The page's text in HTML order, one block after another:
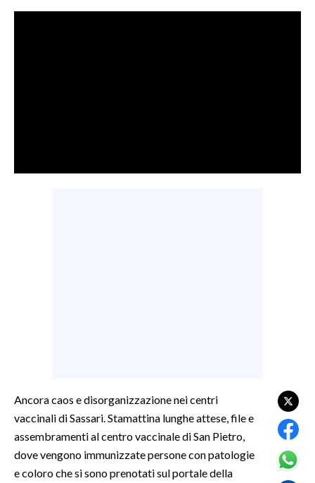
MONDO
ALTRI SPORT
CULTURA
Ancora caos e disorganizzazione nei centri
vaccinali di Sassari. Stamattina lunghe attese, file e
assembramenti al centro vaccinale di San Pietro,
dove vengono immunizzate persone con patologie
e coloro che si sono prenotati sul portale della